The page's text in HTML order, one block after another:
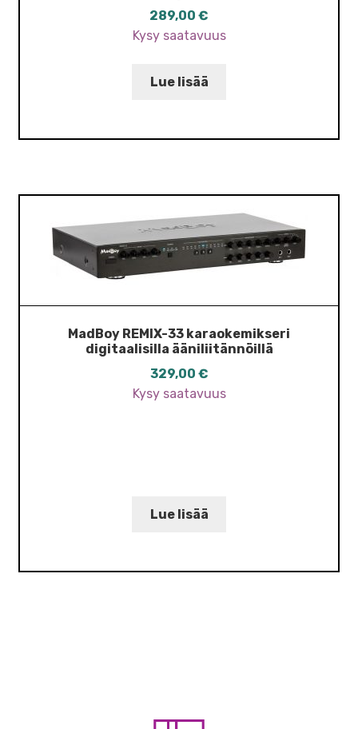
289,00 €
Kysy saatavuus
Lue lisää
MadBoy REMIX-33 karaokemikseri
digitaalisilla ääniliitännöillä
329,00 €
Kysy saatavuus
Lue lisää